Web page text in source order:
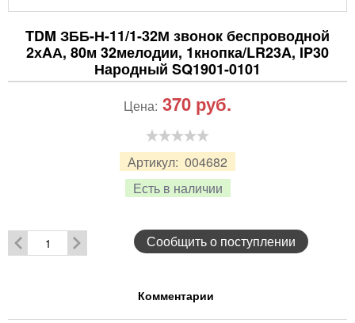
TDM ЗББ-Н-11/1-32М звонок беспроводной
2хAА, 80м 32мелодии, 1кнопка/LR23A, IP30
Народный SQ1901-0101
Артикул: 004682
Есть в наличии
Цена: 370 руб.
Сообщить о поступлении
Комментарии